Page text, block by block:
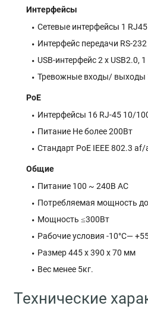
Интерфейсы
Сетевые интерфейсы 1
Интерфейс передачи RS-
USB-интерфейс 2 х USB2.0, 1
Тревожные входы/ выходы
PoE
Интерфейсы 16 RJ-45 10/
Питание Не более 200Вт
Стандарт PoE IEEE 802.3 af/
Общие
Питание 100 ~ 240В AC
Потребляемая мощность
Мощность ≤300Вт
Рабочие условия -10°C—
Размер 445 x 390 x 70 мм
Вес менее 5кг.
Технические